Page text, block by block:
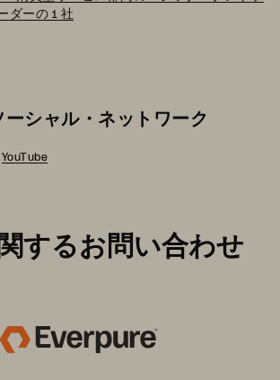
ダーの 1 社
ーシャル・ネットワーク
YouTube
するお問い合わせ